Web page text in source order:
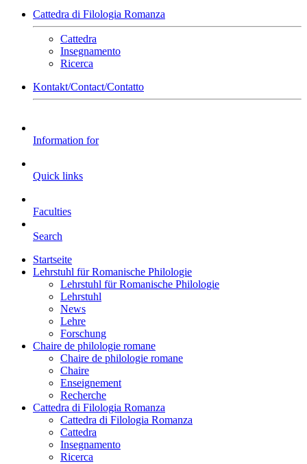
Cattedra di Filologia Romanza
Cattedra
Insegnamento
Ricerca
Kontakt/Contact/Contatto
Information for
Quick links
Faculties
Search
Startseite
Lehrstuhl für Romanische Philologie
Lehrstuhl für Romanische Philologie
Lehrstuhl
News
Lehre
Forschung
Chaire de philologie romane
Chaire de philologie romane
Chaire
Enseignement
Recherche
Cattedra di Filologia Romanza
Cattedra di Filologia Romanza
Cattedra
Insegnamento
Ricerca